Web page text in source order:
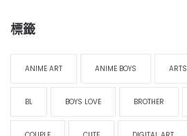
標籤
ANIME ART ANIME BOYS ARTS
BL BOYS LOVE BROTHER